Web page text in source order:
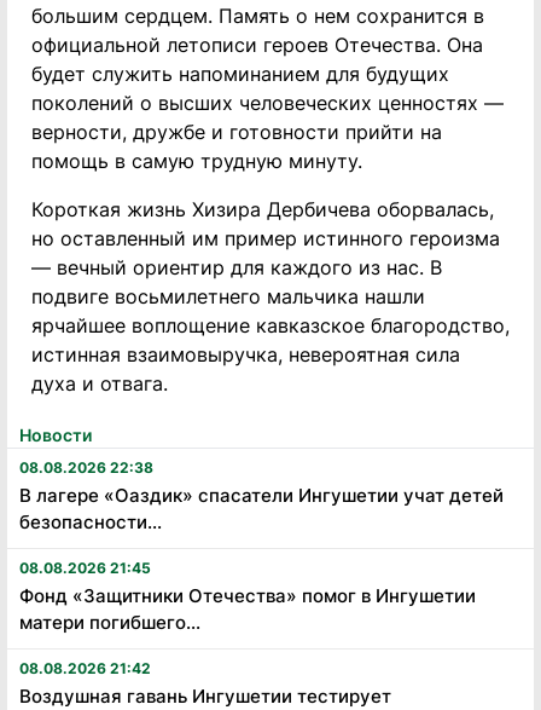
Новости
08.08.2026 22:38
В лагере «Оаздик» спасатели Ингушетии учат детей
безопасности...
08.08.2026 21:45
Фонд «Защитники Отечества» помог в Ингушетии
матери погибшего...
08.08.2026 21:42
Воздушная гавань Ингушетии тестирует
большим сердцем. Память о нем сохранится в
официальной летописи героев Отечества. Она
будет служить напоминанием для будущих
поколений о высших человеческих ценностях —
верности, дружбе и готовности прийти на
помощь в самую трудную минуту.
Короткая жизнь Хизира Дербичева оборвалась,
но оставленный им пример истинного героизма
— вечный ориентир для каждого из нас. В
подвиге восьмилетнего мальчика нашли
ярчайшее воплощение кавказское благородство,
истинная взаимовыручка, невероятная сила
духа и отвага.